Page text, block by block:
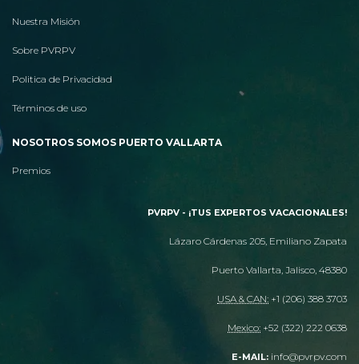
Nuestra Misión
Sobre PVRPV
Politica de Privacidad
Términos de uso
NOSOTROS SOMOS PUERTO VALLARTA
Premios
PVRPV - ¡TUS EXPERTOS VACACIONALES!
Lázaro Cárdenas 205, Emiliano Zapata
Puerto Vallarta, Jalisco, 48380
USA & CAN: +1 (206) 388 3703
Mexico: +52 (322) 222 0638
E-MAIL: info@pvrpv.com